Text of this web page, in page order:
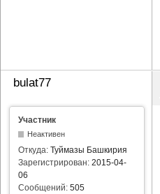
bulat77
Участник
Неактивен
Откуда: Туймазы Башкирия
Зарегистрирован: 2015-04-
06
Сообщений: 505